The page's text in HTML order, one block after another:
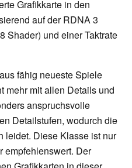
Grafikkarte in den
auf der RDNA 3
Shader) und einer Taktrate
fähig neueste Spiele
mehr mit allen Details und
anspruchsvolle
Detailstufen, wodurch die
leidet. Diese Klasse ist nur
empfehlenswert. Der